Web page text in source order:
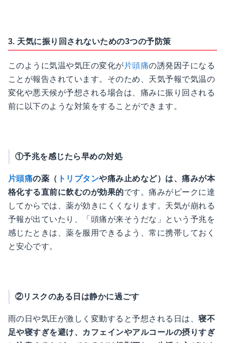
3. 天気に振り回されないための3つの予防策
このように気温や気圧の変化が片頭痛の誘発因子になる
ことが報告されています。そのため、天気予報で気温の
変化や悪天候が予想される場合は、痛みに振り回される
前に以下のような対策をすることができます。
①予兆を感じたら早めの対処
片頭痛の薬（ トリプタンや痛み止めなど）は、痛みが本
格化する直前に飲むのが効果的です。痛みがピークに達
してからでは、薬が効きにくくなります。天気が崩れる
予報が出ていたり、「頭痛が来そうだな」という予兆を
感じたときは、薬を服用できるよう、常に携帯しておく
と安心です。
②リスクのある日は静かに過ごす
雨の日や気圧が激しく変動すると予想される日は、寝不
足や寝すぎを避け、カフェインやアルコールの摂りすぎ